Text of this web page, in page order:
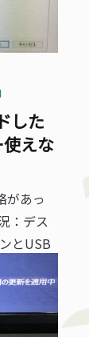
した
えな
があっ
：デス
とUSB
ンタ
ーバー